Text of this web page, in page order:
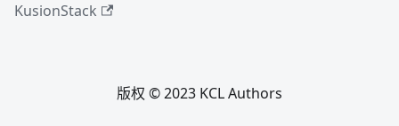
KusionStack
版权 © 2023 KCL Authors